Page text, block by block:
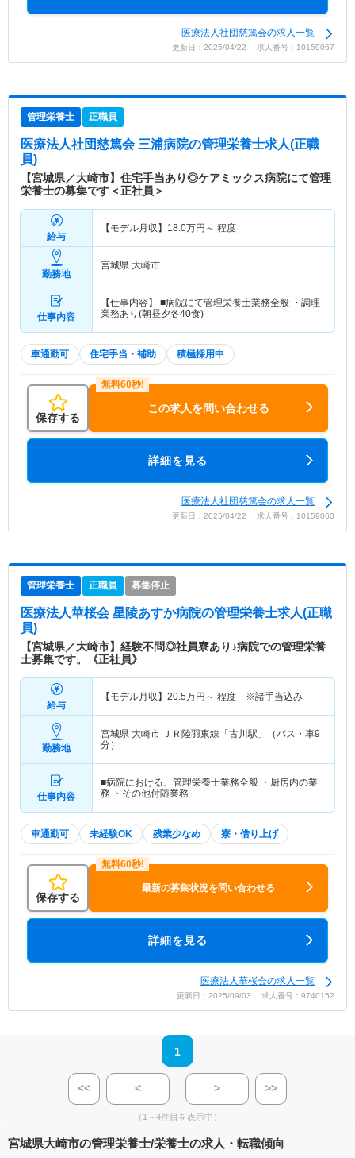
医療法人社団慈篤会の求人一覧
更新日：2025/04/22 求人番号：10159067
管理栄養士 正職員
医療法人社団慈篤会 三浦病院の管理栄養士求人(正職
員)
【宮城県／大崎市】住宅手当あり◎ケアミックス病院にて管理
栄養士の募集です＜正社員＞
給与
【モデル月収】 18.0万円～ 程度
勤務地
宮城県 大崎市
仕事内容
【仕事内容】 ■病院にて管理栄養士業務全般 ・調理
業務あり(朝昼夕各40食)
車通勤可 住宅手当・補助 積極採用中
保存する
この求人を問い合わせる
詳細を見る
医療法人社団慈篤会の求人一覧
更新日：2025/04/22 求人番号：10159060
管理栄養士 正職員 募集停止
医療法人華桜会 星陵あすか病院の管理栄養士求人(正職
員)
【宮城県／大崎市】経験不問◎社員寮あり♪病院での管理栄養
士募集です。《正社員》
給与
【モデル月収】 20.5万円～ 程度 ※諸手当込み
勤務地
宮城県 大崎市 ＪＲ陸羽東線「古川駅」（バス・車9
分）
仕事内容
■病院における、管理栄養士業務全般 ・厨房内の業
務 ・その他付随業務
車通勤可 未経験OK 残業少なめ 寮・借り上げ
保存する
最新の募集状況を問い合わせる
詳細を見る
医療法人華桜会の求人一覧
更新日：2025/09/03 求人番号：9740152
1
<< < > >>
（1～4件目を表示中）
宮城県大崎市の管理栄養士/栄養士の求人・転職傾向